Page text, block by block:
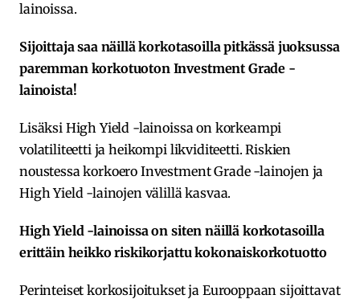
lainoissa.
Sijoittaja saa näillä korkotasoilla pitkässä juoksussa
paremman korkotuoton Investment Grade -
lainoista!
Lisäksi High Yield -lainoissa on korkeampi
volatiliteetti ja heikompi likviditeetti. Riskien
noustessa korkoero Investment Grade -lainojen ja
High Yield -lainojen välillä kasvaa.
High Yield -lainoissa on siten näillä korkotasoilla
erittäin heikko riskikorjattu kokonaiskorkotuotto
Perinteiset korkosijoitukset ja Eurooppaan sijoittavat